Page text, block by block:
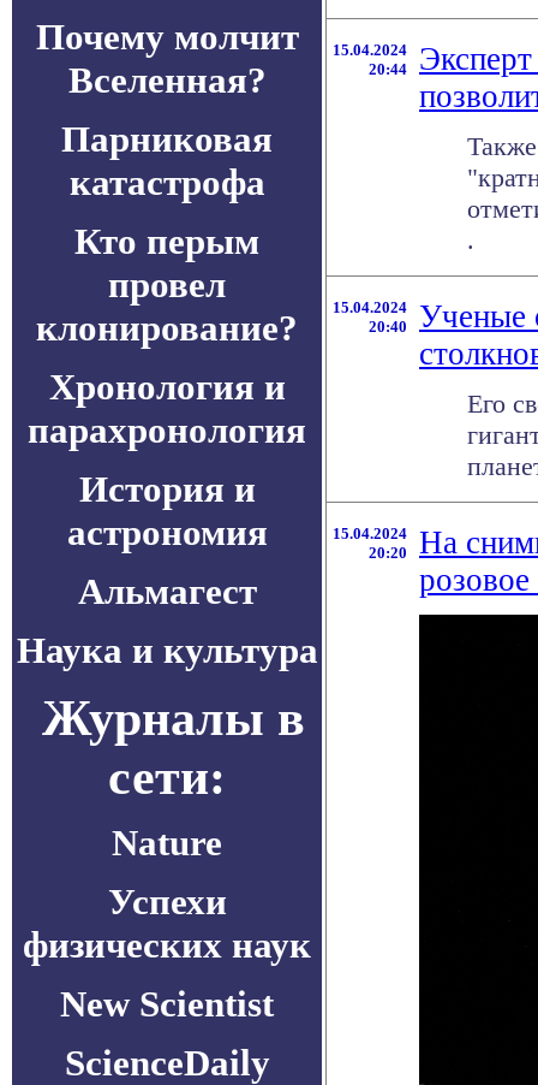
Почему молчит
Вселенная?
Парниковая
катастрофа
Кто перым
провел
клонирование?
Хронология и
парахронология
История и
астрономия
Альмагест
Наука и культура
Журналы в
сети:
Nature
Успехи
физических наук
New Scientist
ScienceDaily
15.04.2024
20:44
.
15.04.2024
20:40
Ученые
Его
15.04.2024
20:20
На